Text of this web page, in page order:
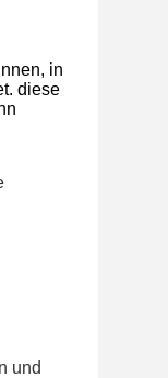
in
diese
und